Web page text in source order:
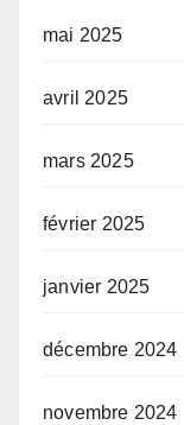
mai 2025
avril 2025
mars 2025
février 2025
janvier 2025
décembre 2024
novembre 2024